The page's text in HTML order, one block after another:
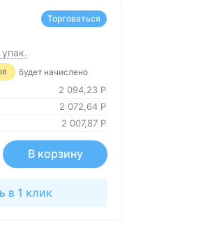
упак.
будет начислено
2 094,23 Р
2 072,64 Р
2 007,87 Р
В корзину
в 1 клик
Торговаться